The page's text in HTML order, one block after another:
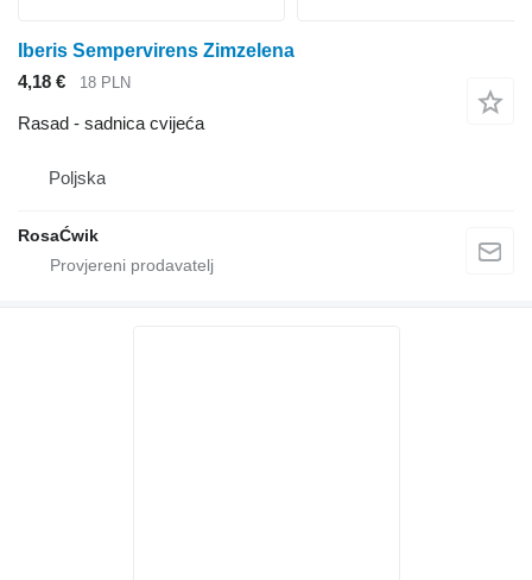
Iberis Sempervirens Zimzelena
4,18 €
18 PLN
Rasad - sadnica cvijeća
Poljska
RosaĆwik